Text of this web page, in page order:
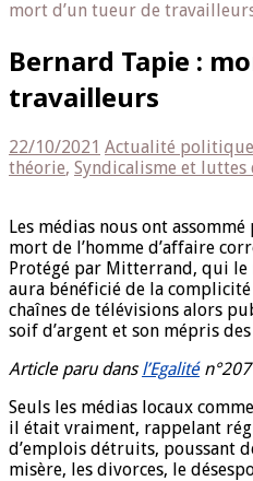
mort d’un tueur de
Bernard Tapie :
travailleurs
22/10/2021 Actualité
théorie, Syndicalisme et
Les médias nous ont
mort de l’homme d’affaire
Protégé par Mitterrand, qui
aura bénéficié de la
chaînes de télévisions alors
soif d’argent et son mépris
Article paru dans l’Egalitén°207
Seuls les médias locaux
il était vraiment, rappelant
d’emplois détruits, poussant
misère, les divorces, le